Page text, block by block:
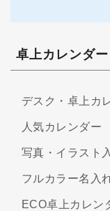
卓上カレンダー
デスク・卓上カ
人気カレンダー
写真・イラスト
フルカラー名入
ECO卓上カレン